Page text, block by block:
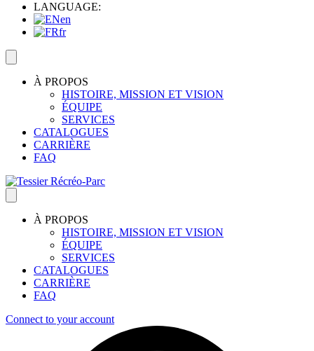
LANGUAGE:
en
fr
À PROPOS
HISTOIRE, MISSION ET VISION
ÉQUIPE
SERVICES
CATALOGUES
CARRIÈRE
FAQ
À PROPOS
HISTOIRE, MISSION ET VISION
ÉQUIPE
SERVICES
CATALOGUES
CARRIÈRE
FAQ
Connect to your account